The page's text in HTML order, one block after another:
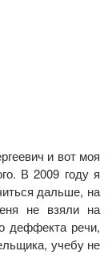
и вот моя
В 2009 году я
дальше, на
не взяли на
деффекта речи,
учебу не